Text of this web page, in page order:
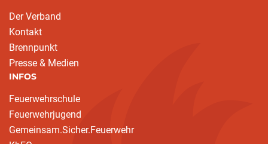
Der Verband
Kontakt
Brennpunkt
Presse & Medien
INFOS
Feuerwehrschule
Feuerwehrjugend
Gemeinsam.Sicher.Feuerwehr